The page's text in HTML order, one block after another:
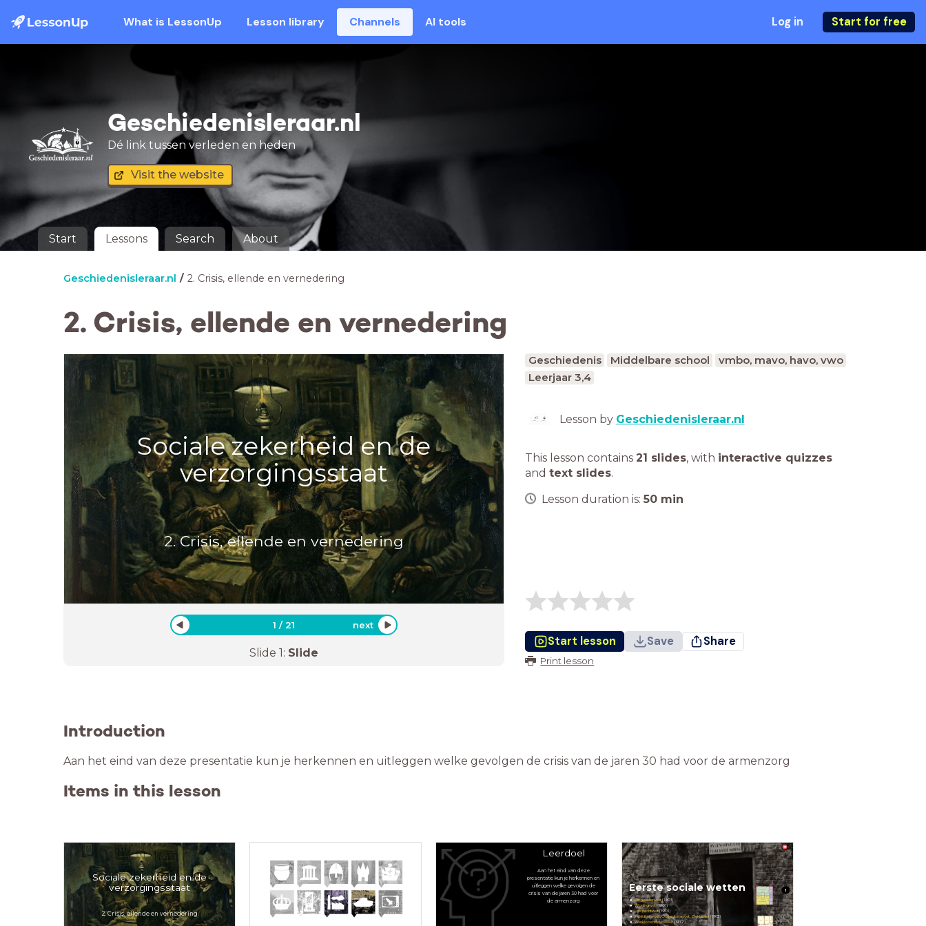
What is LessonUp Lesson library Channels AI tools Log in Start for free
Geschiedenisleraar.nl
Dé link tussen verleden en heden
Visit the website
Start Lessons Search About
Geschiedenisleraar.nl 2. Crisis, ellende en vernedering
2. Crisis, ellende en vernedering
Sociale zekerheid en de
verzorgingsstaat
2. Crisis, ellende en vernedering
1 /21 next
Slide 1: Slide
Geschiedenis Middelbare school
vmbo, mavo, havo, vwo
Leerjaar 3,4
Lesson by Geschiedenisleraar.nl
This lesson contains 21 slides, with interactive quizzes
and text slides.
Lesson duration is: 50 min
Start lesson Save Share
Print lesson
Introduction
Aan het eind van deze presentatie kun je herkennen en uitleggen welke gevolgen de crisis van de jaren 30 had voor de armenzorg
Items in this lesson
Sociale zekerheid en de
verzorgingsstaat
2. Crisis, ellende en vernedering
Leerdoel
Aan het eind van deze
presentatie kun je herkennen en
uitleggen welke gevolgen de
crisis van de jaren 30 had voor
de armenzorg
Eerste sociale wetten
Ongevallenwet(1901)
Woningwet(1901)
Leerplichtwet(1901)
Invaliditeitswet,Ouderdomswet Ziektewet(1913)
Werkloosheidsbesluit(1917)
1